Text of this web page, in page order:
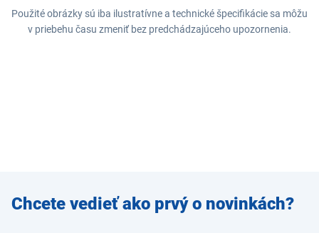
Použité obrázky sú iba ilustratívne a technické špecifikácie sa môžu
v priebehu času zmeniť bez predchádzajúceho upozornenia.
Zadajte
e-mail
Chcete vedieť ako prvý o novinkách?